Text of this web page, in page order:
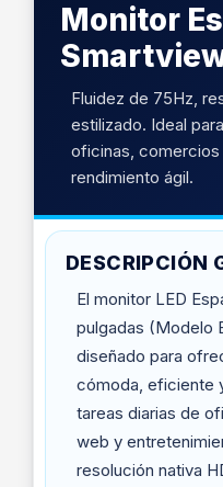
Monitor
Fluidez de 75Hz,
estilizado. Ideal
oficinas, comercios
rendimiento ágil.
DESCRIPCIÓN
El monitor LED
pulgadas (Modelo
diseñado para
cómoda, eficiente
tareas diarias de
web y
resolución nativa